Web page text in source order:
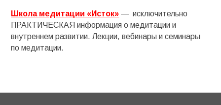
Школа медитации «Исток» — исключительно
ПРАКТИЧЕСКАЯ информация о медитации и
внутреннем развитии. Лекции, вебинары и семинары
по медитации.